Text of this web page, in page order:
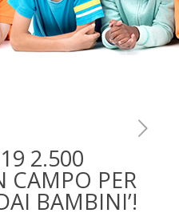
2.500
CAMPO PER
BAMBINI’!